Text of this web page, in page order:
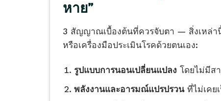
หาย”
3 สัญญาณเบื้องต้นที่ควรจับตา — สิ่งเหล่า
หรือเครื่องมือประเมินโรคด้วยตนเอง:
รูปแบบการนอนเปลี่ยนแปลง โดยไม่มีส
พลังงานและอารมณ์แปรปรวนที่ไม่เคย